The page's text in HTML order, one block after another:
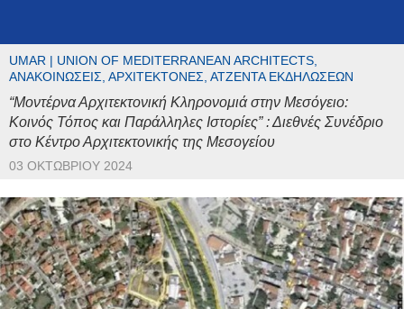
UMAR | UNION OF MEDITERRANEAN ARCHITECTS,
ΑΝΑΚΟΙΝΏΣΕΙΣ, ΑΡΧΙΤΈΚΤΟΝΕΣ, ΑΤΖΈΝΤΑ ΕΚΔΗΛΏΣΕΩΝ
“Μοντέρνα Αρχιτεκτονική Κληρονομιά στην Μεσόγειο:
Κοινός Τόπος και Παράλληλες Ιστορίες” : Διεθνές Συνέδριο
στο Κέντρο Αρχιτεκτονικής της Μεσογείου
03 ΟΚΤΩΒΡΊΟΥ 2024